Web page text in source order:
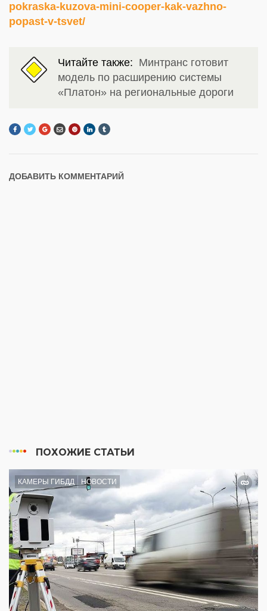
pokraska-kuzova-mini-cooper-kak-vazhno-
popast-v-tsvet/
Читайте также: Минтранс готовит
модель по расширению системы
«Платон» на региональные дороги
ДОБАВИТЬ КОММЕНТАРИЙ
ПОХОЖИЕ СТАТЬИ
КАМЕРЫ ГИБДД НОВОСТИ